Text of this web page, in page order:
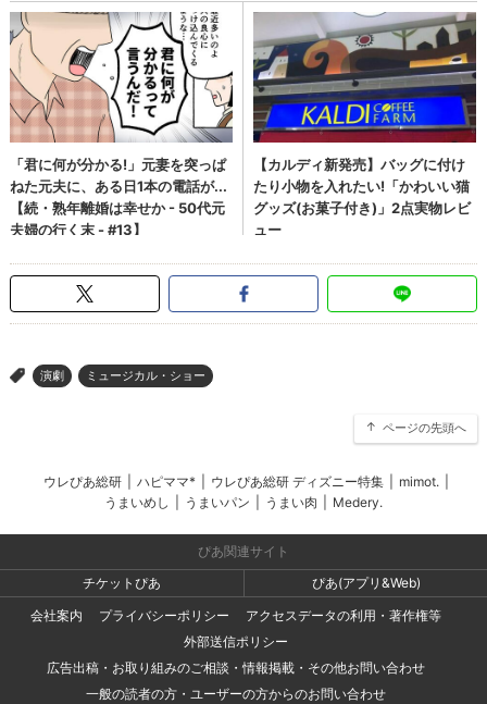
> 演劇 ミュージカル・ショー
ページの先頭へ
ウレぴあ総研 ハピママ* ウレぴあ総研 ディズニー特集 mimot.
うまいめし
うまいパン うまい肉 Medery.
ぴあ関連サイト
チケットぴあ
ぴあ(アプリ&Web)
会社案内
プライバシーポリシー
アクセスデータの利用・著作権等
外部送信ポリシー
広告出稿・お取り組みのご相談・情報掲載・その他お問い合わせ
一般の読者の方・ユーザーの方からのお問い合わせ